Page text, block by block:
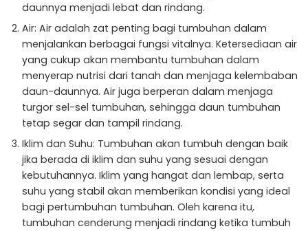
daunnya menjadi lebat dan rindang.
Air: Air adalah zat penting bagi tumbuhan dalam
menjalankan berbagai fungsi vitalnya. Ketersediaan air
yang cukup akan membantu tumbuhan dalam
menyerap nutrisi dari tanah dan menjaga kelembaban
daun-daunnya. Air juga berperan dalam menjaga
turgor sel-sel tumbuhan, sehingga daun tumbuhan
tetap segar dan tampil rindang.
Iklim dan Suhu: Tumbuhan akan tumbuh dengan baik
jika berada di iklim dan suhu yang sesuai dengan
kebutuhannya. Iklim yang hangat dan lembap, serta
suhu yang stabil akan memberikan kondisi yang ideal
bagi pertumbuhan tumbuhan. Oleh karena itu,
tumbuhan cenderung menjadi rindang ketika tumbuh